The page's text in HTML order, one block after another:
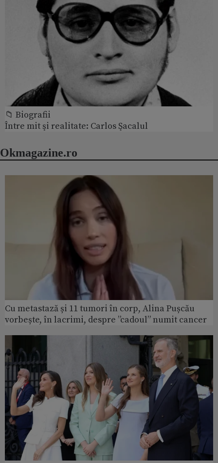
📁 Biografii
Între mit şi realitate: Carlos Şacalul
Okmagazine.ro
Cu metastază și 11 tumori în corp, Alina Pușcău
vorbește, în lacrimi, despre ”cadoul” numit cancer